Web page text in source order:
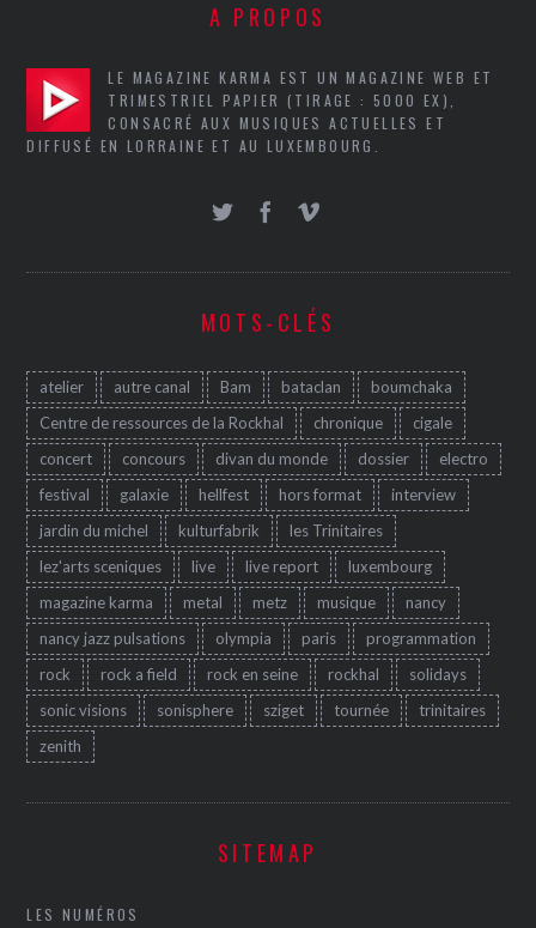
A PROPOS
LE MAGAZINE KARMA EST UN MAGAZINE WEB ET
TRIMESTRIEL PAPIER (TIRAGE : 5000 EX),
CONSACRÉ AUX MUSIQUES ACTUELLES ET
DIFFUSÉ EN LORRAINE ET AU LUXEMBOURG.
MOTS-CLÉS
atelier autre canal Bam bataclan
boumchaka
Centre de ressources de la Rockhal
chronique
cigale
concert
concours divan du monde dossier
electro
festival
galaxie hellfest hors format
interview
jardin du michel
kulturfabrik
les Trinitaires
lez'arts sceniques
live live report
luxembourg
magazine karma
metal metz musique
nancy
nancy jazz pulsations
olympia paris
programmation
rock
rock a field rock en seine rockhal
solidays
sonic visions
sonisphere sziget tournée
trinitaires
zenith
SITEMAP
LES NUMÉROS